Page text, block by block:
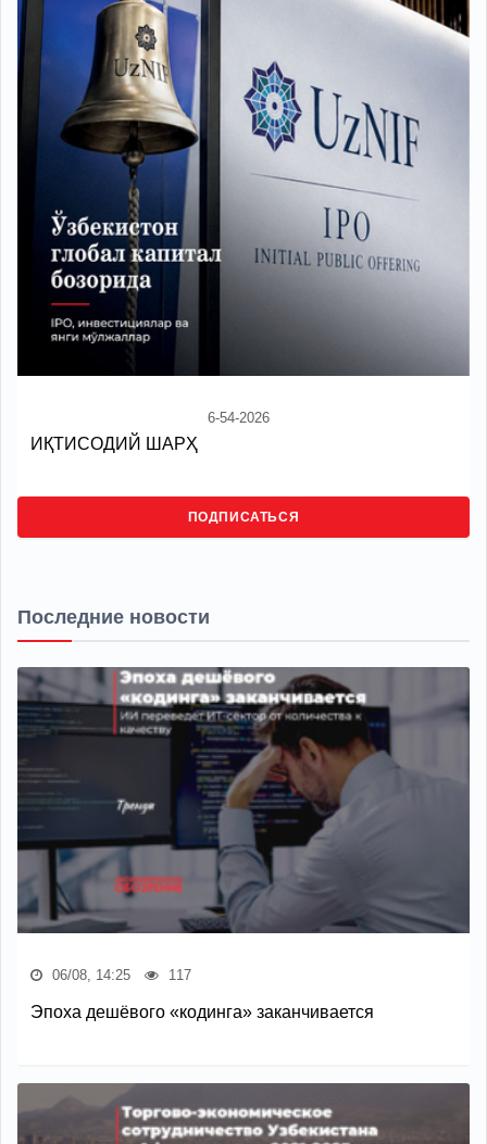
6-54-2026
ИҚТИСОДИЙ ШАРҲ
ПОДПИСАТЬСЯ
Последние новости
06/08, 14:25 117
Эпоха дешёвого «кодинга» заканчивается